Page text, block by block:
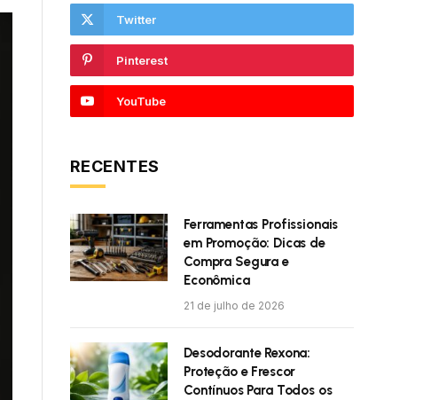
Twitter
Pinterest
YouTube
RECENTES
Ferramentas Profissionais
em Promoção: Dicas de
Compra Segura e
Econômica
21 de julho de 2026
Desodorante Rexona:
Proteção e Frescor
Contínuos Para Todos os